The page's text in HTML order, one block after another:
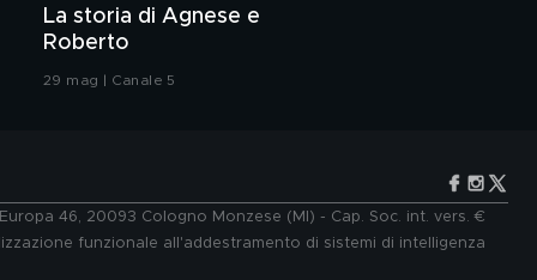
dolore per la perdita
Raffaella Fico:
La storia di Agnese e
Roberto
29 mag | Canale 5
46, 20093 Cologno Monzese (MI) - Cap. Soc. int. vers. €
funzionale all'addestramento di sistemi di intelligenza